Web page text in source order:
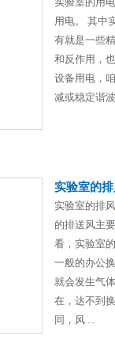
用电。 其中
有就是一些
和反作用，
设备用电，
减或稳定谐
实验室的
实验室的排
的排送风主
看，实验室
一般的办公
就会发生气
在，达不到
同，风 ...